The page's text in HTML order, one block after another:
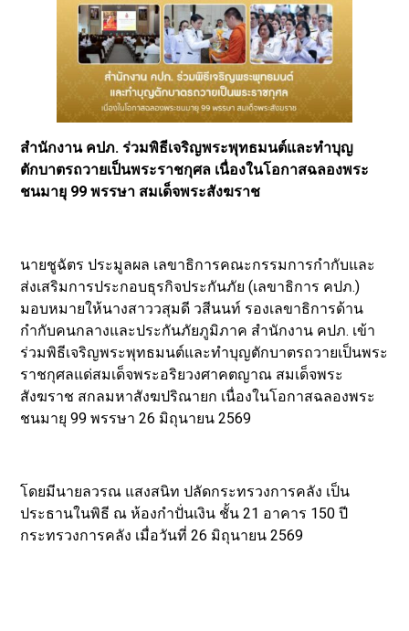
สำนักงาน คปภ. ร่วมพิธีเจริญพระพุทธมนต์และทำบุญ
ตักบาตรถวายเป็นพระราชกุศล เนื่องในโอกาสฉลองพระ
ชนมายุ 99 พรรษา สมเด็จพระสังฆราช
นายชูฉัตร ประมูลผล เลขาธิการคณะกรรมการกำกับและ
ส่งเสริมการประกอบธุรกิจประกันภัย (เลขาธิการ คปภ.)
มอบหมายให้นางสาววสุมดี วสีนนท์ รองเลขาธิการด้าน
กำกับคนกลางและประกันภัยภูมิภาค สำนักงาน คปภ. เข้า
ร่วมพิธีเจริญพระพุทธมนต์และทำบุญตักบาตรถวายเป็นพระ
ราชกุศลแด่สมเด็จพระอริยวงศาคตญาณ สมเด็จพระ
สังฆราช สกลมหาสังฆปริณายก เนื่องในโอกาสฉลองพระ
ชนมายุ 99 พรรษา 26 มิถุนายน 2569
โดยมีนายลวรณ แสงสนิท ปลัดกระทรวงการคลัง เป็น
ประธานในพิธี ณ ห้องกำปั่นเงิน ชั้น 21 อาคาร 150 ปี
กระทรวงการคลัง เมื่อวันที่ 26 มิถุนายน 2569